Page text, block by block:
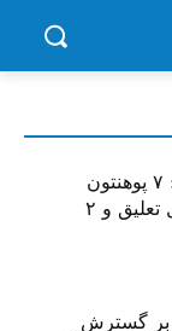
وزارت تحصیلات عالی: ۷ پوهنتون
خصوصی برای یک سال تعلیق و ۲
بر گسترش